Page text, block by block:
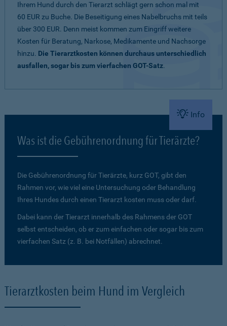
Ihrem Hund durch den Tierarzt schlägt gern schon mal mit
60 EUR zu Buche. Die Beseitigung eines Nabelbruchs mit teils
über 300 EUR. Denn meist kommen zum Eingriff weitere
Kosten für Beratung, Narkose, Medikamente und Nachsorge
hinzu. Die Tierarztkosten können durchaus unterschiedlich
ausfallen, sogar bis zum vierfachen GOT-Satz.
Info
Was ist die Gebührenordnung für Tierärzte?
Die Gebührenordnung für Tierärzte, kurz GOT, gibt den
Rahmen vor, wie viel eine Untersuchung oder Behandlung
Ihres Hundes durch einen Tierarzt kosten muss oder darf.
Dabei kann der Tierarzt innerhalb des Rahmens der GOT
selbst entscheiden, ob er zum einfachen oder sogar bis zum
vierfachen Satz (z. B. bei Notfällen) abrechnet.
Tierarztkosten beim Hund im Vergleich